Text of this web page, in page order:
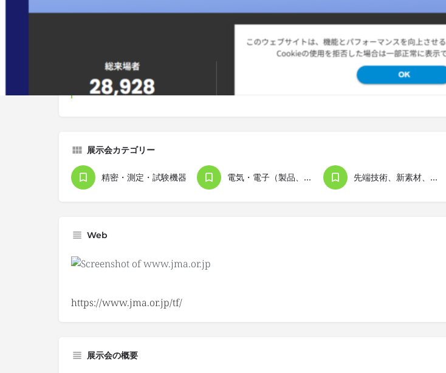
Ended
展示会カテゴリー
精密・測定・試験機器 電気・電子（製品、機器） 先端技術、新素材、合成物、R&D
Web
https://www.jma.or.jp/tf/
展示会の概要